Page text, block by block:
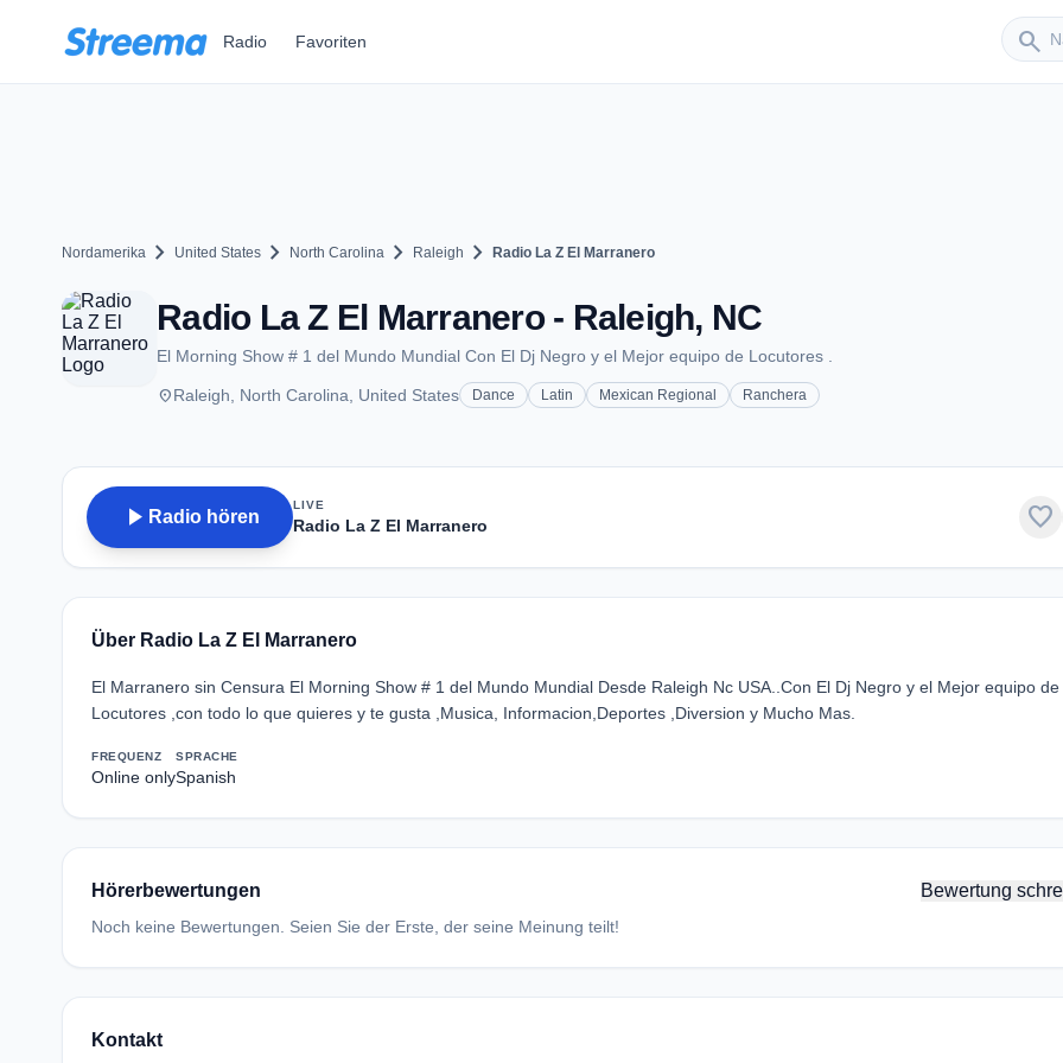
Radio Favoriten search
Nordamerika chevron_right United States chevron_right North Carolina chevron_right Raleigh chevron_right Radio La Z El Marranero
Radio La Z El Marranero - Raleigh, NC
El Morning Show # 1 del Mundo Mundial Con El Dj Negro y el Mejor equipo de Locutores .
placeRaleigh, North Carolina, United States Dance Latin Mexican Regional Ranchera
play_arrow Radio hören
LIVE
Radio La Z El Marranero favorite
Über Radio La Z El Marranero
El Marranero sin Censura El Morning Show # 1 del Mundo Mundial Desde Raleigh Nc USA..Con El Dj Negro y el Mejor equipo de
Locutores ,con todo lo que quieres y te gusta ,Musica, Informacion,Deportes ,Diversion y Mucho Mas.
FREQUENZ
Online only
SPRACHE
Spanish
Hörerbewertungen Bewertung
Noch keine Bewertungen. Seien Sie der Erste, der seine Meinung teilt!
Kontakt